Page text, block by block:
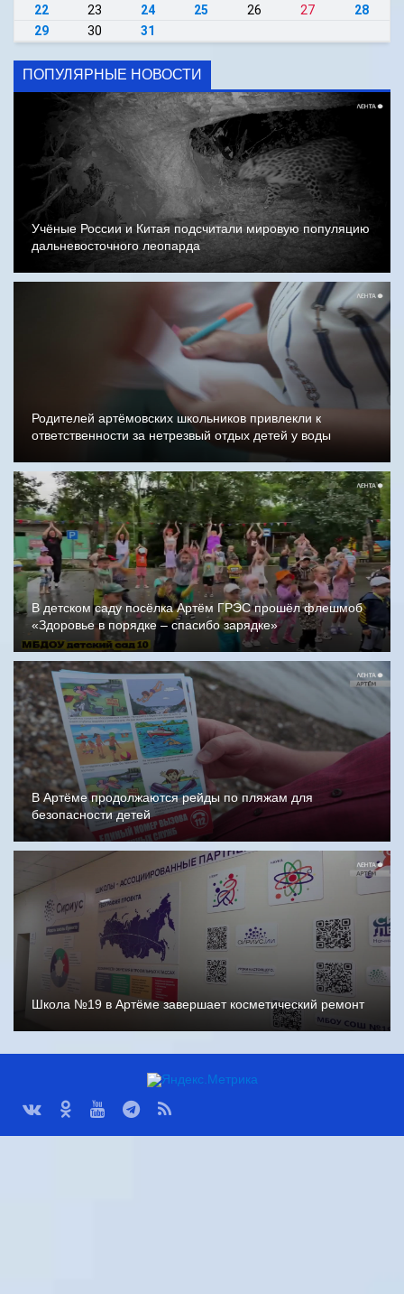
22
23 24 25 26 27
28
29
30 31
ПОПУЛЯРНЫЕ НОВОСТИ
Учёные России и Китая подсчитали мировую популяцию
дальневосточного леопарда
Родителей артёмовских школьников привлекли к
ответственности за нетрезвый отдых детей у воды
В детском саду посёлка Артём ГРЭС прошёл флешмоб
«Здоровье в порядке – спасибо зарядке»
В Артёме продолжаются рейды по пляжам для
безопасности детей
Школа №19 в Артёме завершает косметический ремонт